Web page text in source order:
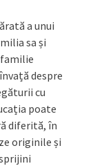
a unui
sa și
despre
cu
poate
diferită, în
originile și